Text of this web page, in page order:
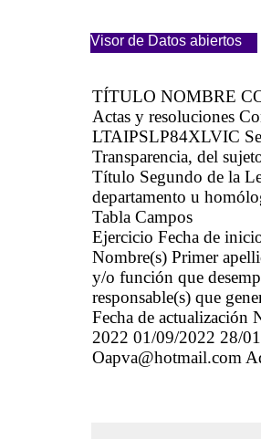
Visor de Datos abiertos
TÍTULO NOMBRE
Actas y resoluciones
LTAIPSLP84XLVIC Se
Transparencia, del
Título Segundo de la
departamento u
Tabla Campos
Ejercicio Fecha de
Nombre(s) Primer
y/o función que
responsable(s) que
Fecha de actualización
2022 01/09/2022 28/
Oapva@hotmail.com